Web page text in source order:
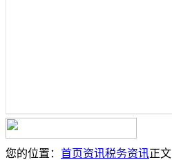
您的位置： 首页资讯税务资讯正文